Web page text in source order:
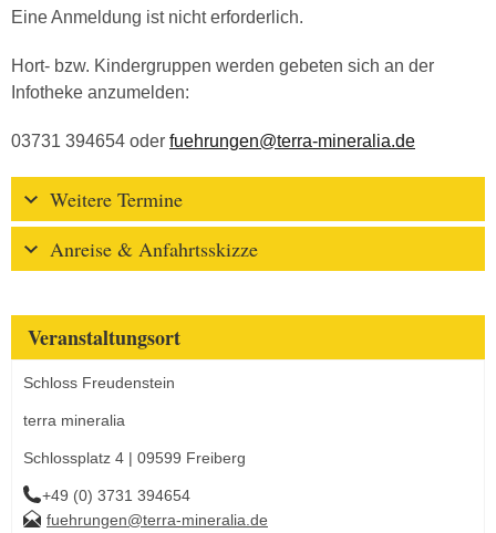
Eine Anmeldung ist nicht erforderlich.
Hort- bzw. Kindergruppen werden gebeten sich an der
Infotheke anzumelden:
03731 394654 oder fuehrungen@terra-mineralia.de
Weitere Termine
Anreise & Anfahrtsskizze
Veranstaltungsort
Schloss Freudenstein
terra mineralia
Schlossplatz 4 | 09599 Freiberg
+49 (0) 3731 394654
fuehrungen@terra-mineralia.de